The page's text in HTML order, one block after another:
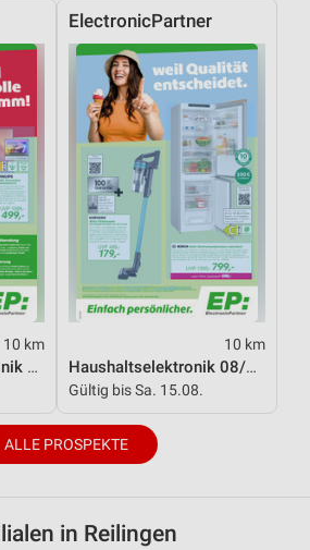
10 km
Unterhaltungselektronik 08/2026
ElectronicPartner
10 km
Haushaltselektronik 08/2026
Gültig bis Sa. 15.08.
ALLE PROSPEKTE
in Reilingen